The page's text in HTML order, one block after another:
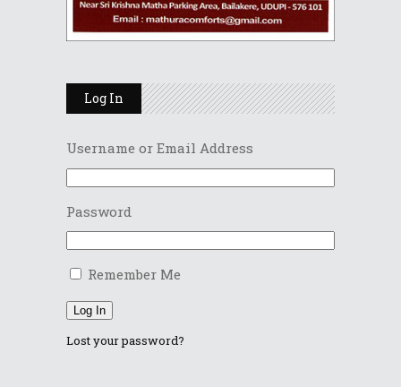
Log In
Username or Email Address
Password
Remember Me
Log In
Lost your password?